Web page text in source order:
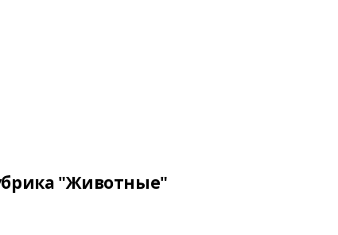
"Животные"